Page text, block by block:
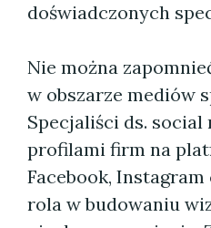
doświadczonych
Nie można
w obszarze mediów
Specjaliści ds. social
profilami firm na
Facebook,
rola w budowaniu